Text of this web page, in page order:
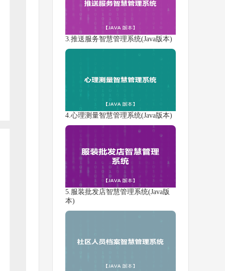
3.推送服务智慧管理系统(Java版本)
4.心理测量智慧管理系统(Java版本)
5.服装批发店智慧管理系统(Java版
本)